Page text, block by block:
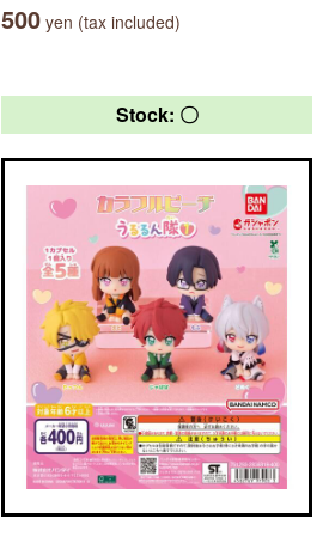
500 yen (tax included)
Stock: 〇